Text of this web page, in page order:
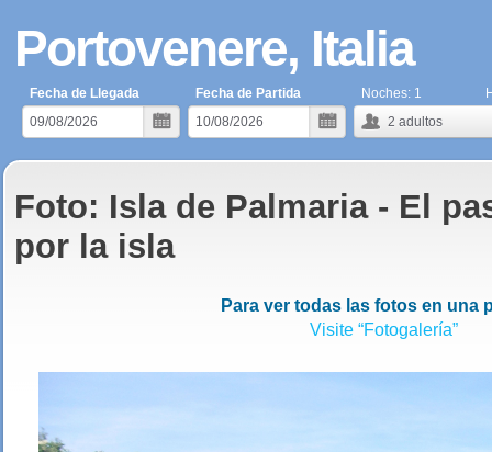
Portovenere, Italia
Fecha de Llegada
Fecha de Partida
2 adultos
Noches: 1
Foto: Isla de Palmaria - El
por la isla
Para ver todas las fotos en una
Visite “Fotogalería”